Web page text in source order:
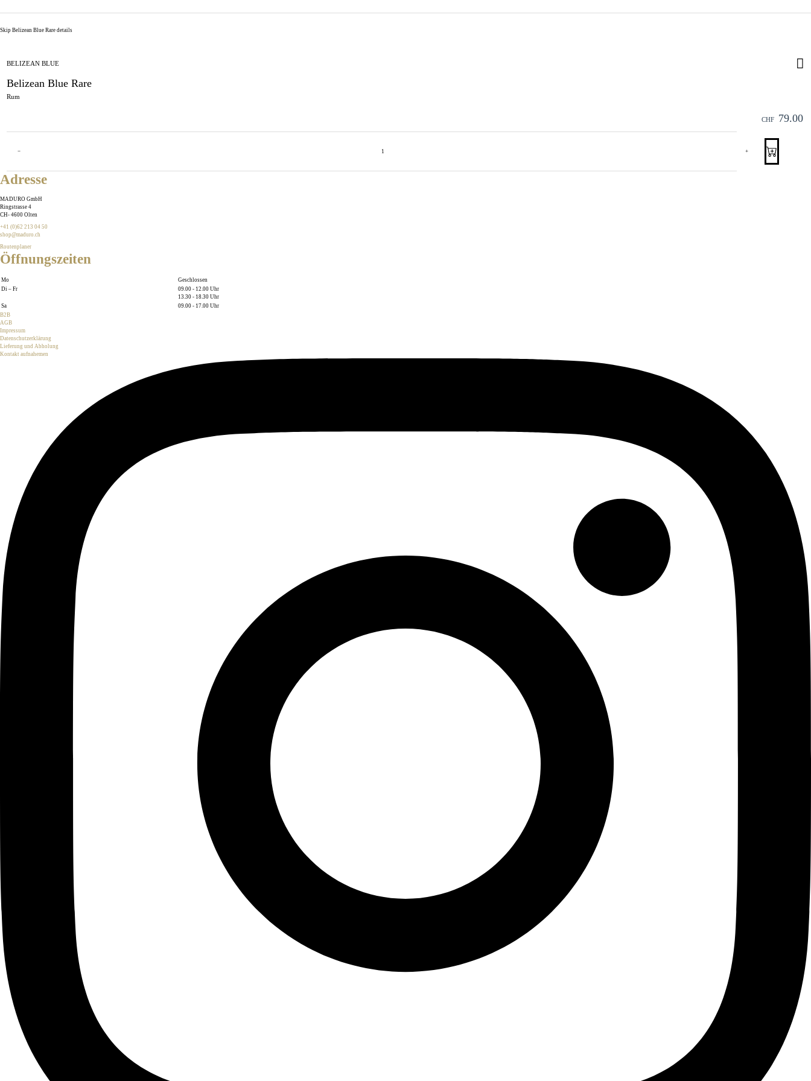
Skip Belizean Blue Rare details
BELIZEAN BLUE
Belizean Blue Rare
Rum
CHF 79.00
− +
Adresse
MADURO GmbH
Ringstrasse 4
CH- 4600 Olten
+41 (0)62 213 04 50
shop@maduro.ch
Routenplaner
Öffnungszeiten
Mo
Geschlossen
Di – Fr
09.00 - 12.00 Uhr
13.30 - 18.30 Uhr
Sa
09.00 - 17.00 Uhr
B2B
AGB
Impressum
Datenschutzerklärung
Lieferung und Abholung
Kontakt aufnahemen